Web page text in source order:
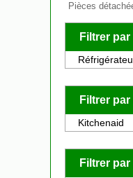
Pièces
Filtrer par
Filtrer
Kitchenaid
Filtrer